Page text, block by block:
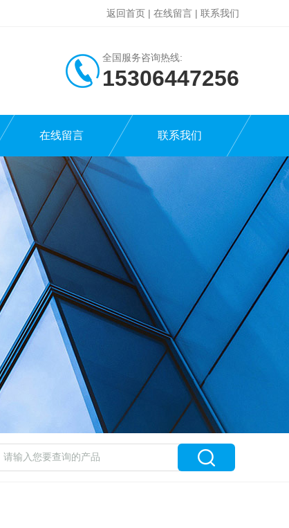
返回首页 | 在线留言 | 联系我们
全国服务咨询热线:
15306447256
在线留言 联系我们